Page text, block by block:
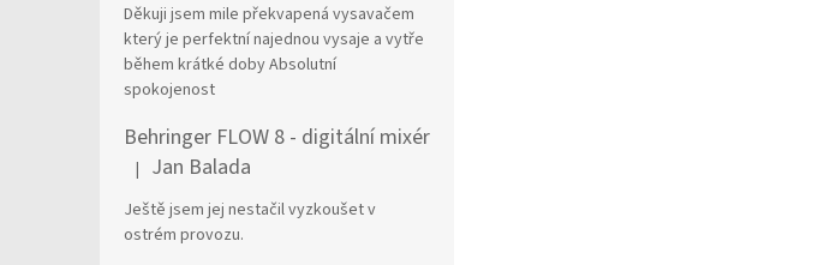
Děkuji jsem mile překvapená vysavačem
který je perfektní najednou vysaje a vytře
během krátké doby Absolutní
spokojenost
Behringer FLOW 8 - digitální mixér
Hodnocení produktu je 5 z 5 hvězdiček.
| Jan Balada
Ještě jsem jej nestačil vyzkoušet v
ostrém provozu.